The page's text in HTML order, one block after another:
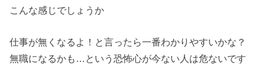
こんな感じでしょうか
仕事が無くなるよ！と言ったら一番わかりやすいかな？
無職になるかも…という恐怖心が今ない人は危ないです